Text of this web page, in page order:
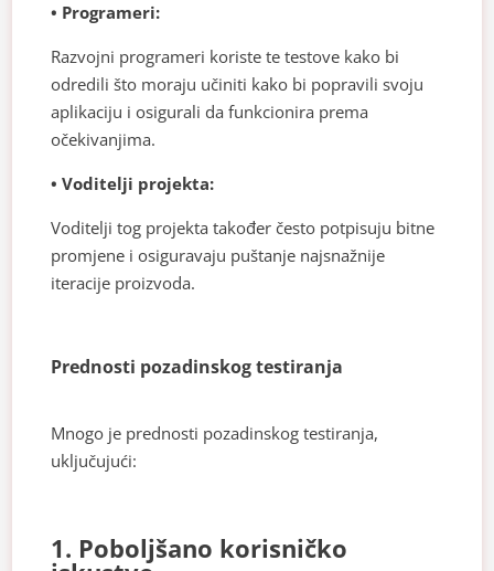
• Programeri:
Razvojni programeri koriste te testove kako bi
odredili što moraju učiniti kako bi popravili svoju
aplikaciju i osigurali da funkcionira prema
očekivanjima.
• Voditelji projekta:
Voditelji tog projekta također često potpisuju bitne
promjene i osiguravaju puštanje najsnažnije
iteracije proizvoda.
Prednosti pozadinskog testiranja
Mnogo je prednosti pozadinskog testiranja,
uključujući:
1. Poboljšano korisničko